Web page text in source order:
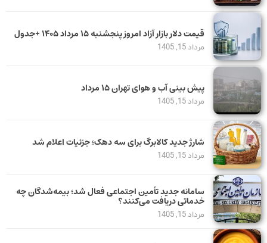
قیمت دلار بازار آزاد امروز پنجشنبه ۱۵ مرداد ۱۴۰۵ +جدول
مرداد 15, 1405
پیش بینی آب و هوای تهران ۱۵ مرداد
مرداد 15, 1405
شارژ جدید کالابرگ برای سه دهک؛ جزئیات اعلام شد
مرداد 15, 1405
سامانه جدید تأمین اجتماعی فعال شد؛ بیمه‌شدگان چه
خدماتی دریافت می‌کنند؟
مرداد 15, 1405